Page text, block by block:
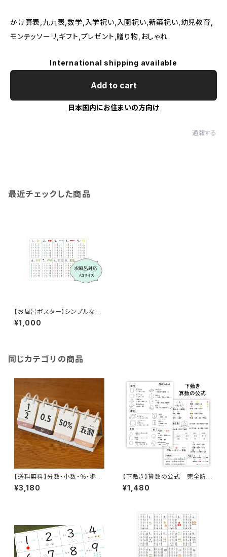
かけ算表,九九表,数学,入学祝い,入園祝い,新築祝い,幼児教育,
モンテッソーリ,ギフト,プレゼント,贈り物,おしゃれ
International shipping available
Add to cart
日本国内にお住まいの方向け
通報する
最近チェックした商品
【お風呂ポスター】シンプルな
かけ算 九九表 Ａ3サイズ 角丸
インテリア ポスター
¥1,000
同じカテゴリの商品
【送料無料】分数・小数・％・歩合
が一目でわかる知育カード♪ 算
数 数学 卓上 万年使える 1年 イ
¥3,180
【下敷き】算数の公式 完全防
水 小学生 中学生 高校
生 A4サイズ 角丸 ソノリテ
¥1,480